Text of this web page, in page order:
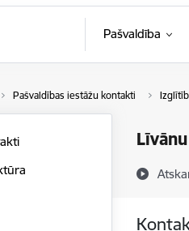
Pašvaldība
Pašvaldības iestāžu kontakti